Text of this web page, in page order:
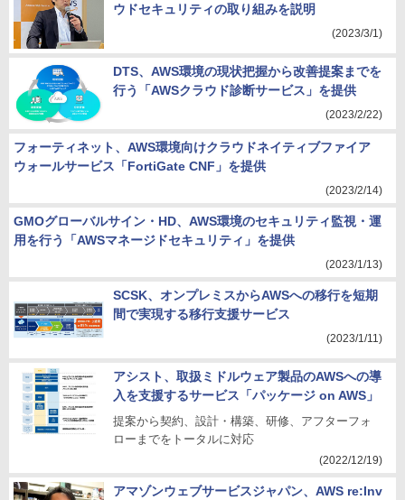
ウドセキュリティの取り組みを説明
(2023/3/1)
DTS、AWS環境の現状把握から改善提案までを
行う「AWSクラウド診断サービス」を提供
(2023/2/22)
フォーティネット、AWS環境向けクラウドネイティブファイア
ウォールサービス「FortiGate CNF」を提供
(2023/2/14)
GMOグローバルサイン・HD、AWS環境のセキュリティ監視・運
用を行う「AWSマネージドセキュリティ」を提供
(2023/1/13)
SCSK、オンプレミスからAWSへの移行を短期
間で実現する移行支援サービス
(2023/1/11)
アシスト、取扱ミドルウェア製品のAWSへの導
入を支援するサービス「パッケージ on AWS」
提案から契約、設計・構築、研修、アフターフォ
ローまでをトータルに対応
(2022/12/19)
アマゾンウェブサービスジャパン、AWS re:Inv